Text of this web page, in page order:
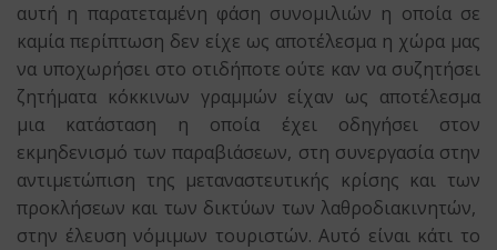
αυτή η παρατεταμένη φάση συνομιλιών η οποία σε
καμία περίπτωση δεν είχε ως αποτέλεσμα η χώρα μας
να υποχωρήσει στο οτιδήποτε ούτε καν να συζητήσει
ζητήματα κόκκινων γραμμών είχαν ως αποτέλεσμα
μια κατάσταση η οποία έχει οδηγήσει στον
εκμηδενισμό των παραβιάσεων, στη συνεργασία στην
αντιμετώπιση της μεταναστευτικής κρίσης και των
προκλήσεων και των δικτύων των λαθροδιακινητών,
στην έλευση νόμιμων τουριστών. Αυτό είναι κάτι το